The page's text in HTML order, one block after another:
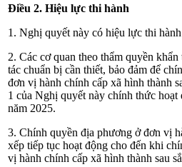
Điều 2. Hiệu lực thi hành
1. Nghị quyết này có hiệu lực thi
2. Các cơ quan theo thẩm quyền
tác chuẩn bị cần thiết, bảo đảm để
đơn vị hành chính cấp xã hình thành
1 của Nghị quyết này chính thức hoạt
năm 2025.
3. Chính quyền địa phương ở đơn vị
xếp tiếp tục hoạt động cho đến khi
vị hành chính cấp xã hình thành sau